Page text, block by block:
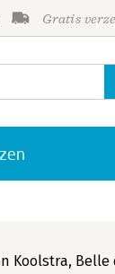
Gratis
Koolstra, Belle